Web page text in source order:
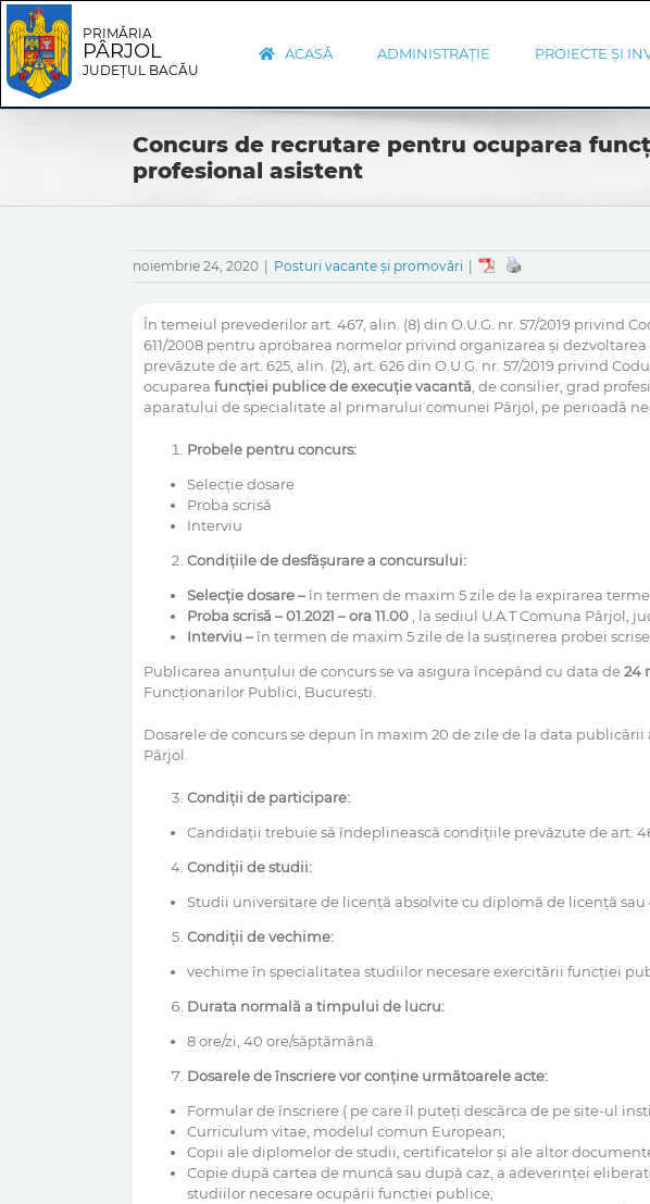
Skip
to
content
Skip
Navigation
PRIMĂRIA
PÂRJOL
JUDEȚUL BACĂU
ACASĂ ADMINISTRAȚIE PROIECTE ȘI
Concurs de recrutare pentru ocuparea
profesional asistent
noiembrie 24, 2020 Posturi vacante și promovări
În temeiul prevederilor art. 467, alin. (8) din O.U.G. nr. 57/2019 privind
611/2008 pentru aprobarea normelor privind organizarea şi
prevăzute de art. 625, alin. (2), art. 626 din O.U.G. nr. 57/2019 privind
ocuparea funcţiei publice de execuție vacantă , de consilier, grad
aparatului de specialitate al primarului comunei Pârjol, pe perioadă
Probele pentru concurs:
Selecție dosare
Proba scrisă
Interviu
Condițiile de desfășurare a concursului:
Selecție dosare –în termen de maxim 5 zile de la expirarea
Proba scrisă –01.2021 – ora 11.00 , la sediul U.A.T Comuna Pârjol,
Interviu –în termen de maxim 5 zile de la susținerea probei scrise.
Publicarea anunțului de concurs se va asigura începând cu data de24
Funcționarilor Publici, București.
Dosarele de concurs se depun în maxim 20 de zile de la data
Pârjol.
Condiții de participare:
Candidații trebuie să îndeplinească condițiile prevăzute de art.
Condiții de studii:
Studii universitare de licență absolvite cu diplomă de licență
Condiții de vechime:
vechime în specialitatea studiilor necesare exercitării funcției
Durata normală a timpului de lucru:
8 ore/zi, 40 ore/săptămână.
Dosarele de înscriere vor conține următoarele acte:
Formular de înscriere ( pe care îl puteți descărca de pe site-ul
Curriculum vitae, modelul comun European;
Copii ale diplomelor de studii, certificatelor și ale altor
Copie după cartea de muncă sau după caz, a adeverinței
studiilor necesare ocupării funcției publice;